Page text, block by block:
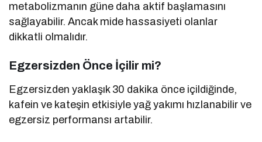
metabolizmanın güne daha aktif başlamasını
sağlayabilir. Ancak mide hassasiyeti olanlar
dikkatli olmalıdır.
Egzersizden Önce İçilir mi?
Egzersizden yaklaşık 30 dakika önce içildiğinde,
kafein ve kateşin etkisiyle yağ yakımı hızlanabilir ve
egzersiz performansı artabilir.